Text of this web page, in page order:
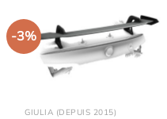
-3%
GIULIA (DEPUIS 2015)